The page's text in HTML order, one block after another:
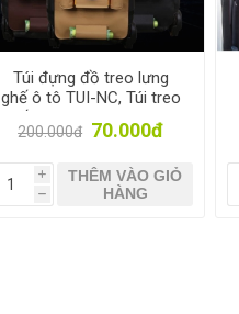
Túi đựng đồ treo lưng
ghế ô tô TUI-NC, Túi treo
ghế xe hơi da PU, Túi sau
ghế xe đa năng
200.000đ 70.000đ
i
h
THÊM VÀO GIỎ
HÀNG